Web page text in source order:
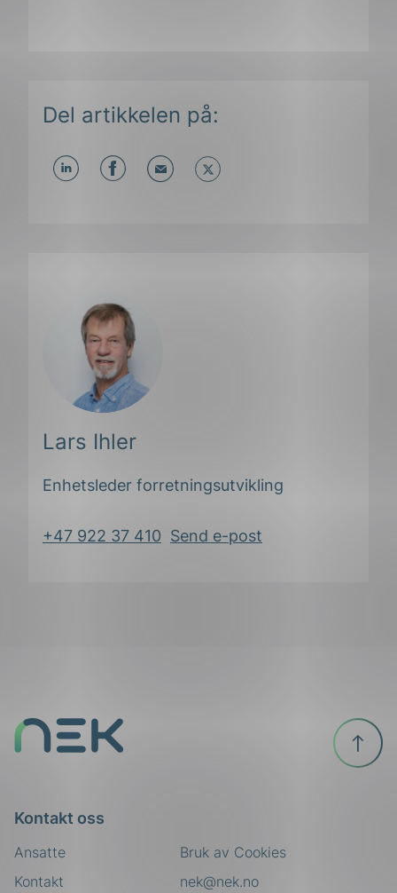
Del artikkelen på:
Lars Ihler
Enhetsleder forretningsutvikling
+47 922 37 410 Send e-post
Kontakt oss
Ansatte
nek@nek.no
Kontakt
Bruk av Cookies
Til
toppen